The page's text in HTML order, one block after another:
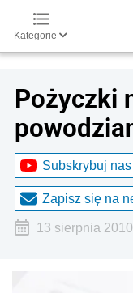
Kategorie
Pożyczki
Subskrybuj
Zapisz się na
13 sierpnia